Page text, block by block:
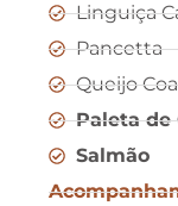
Linguiça
Pancetta
Queijo
Paleta de
Salmão